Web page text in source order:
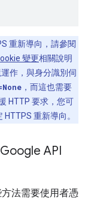
重新導向，請參閱
變更相關說明
作，與身分識別伺
，而這也需要
HTTP 要求，您可
重新導向。
API
法需要使用者憑